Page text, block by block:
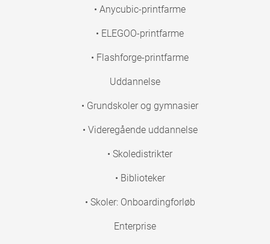
• Anycubic-printfarme
• ELEGOO-printfarme
• Flashforge-printfarme
Uddannelse
• Grundskoler og gymnasier
• Videregående uddannelse
• Skoledistrikter
• Biblioteker
• Skoler: Onboardingforløb
Enterprise